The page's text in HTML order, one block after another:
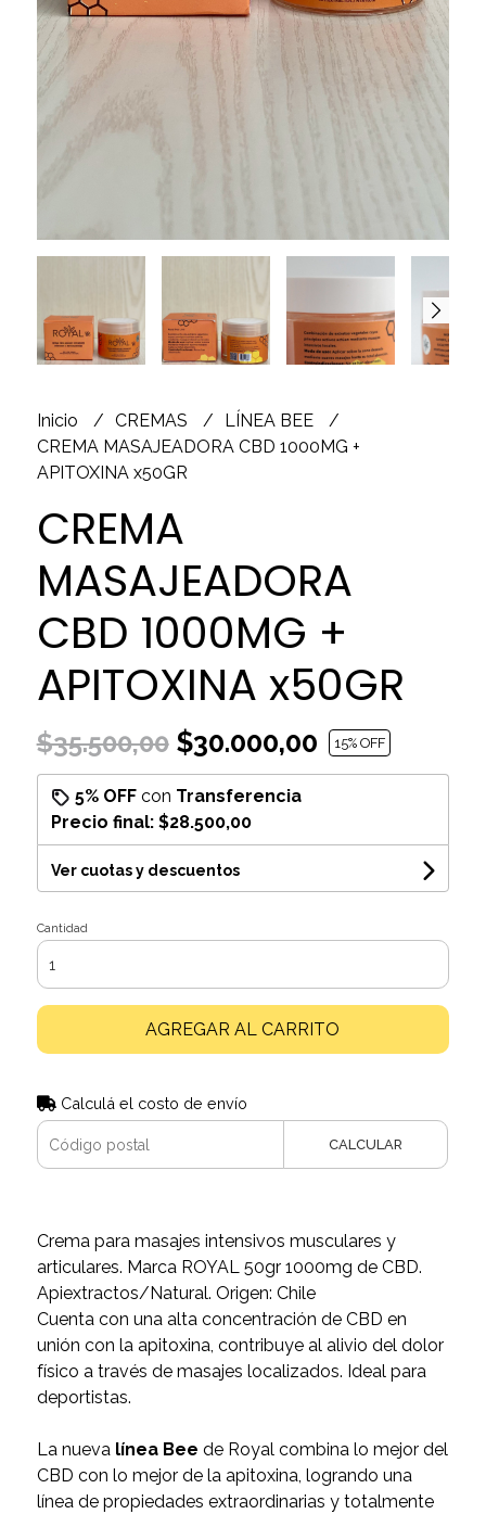
Inicio CREMAS
LÍNEA BEE
CREMA MASAJEADORA CBD 1000MG +
APITOXINA x50GR
CREMA
MASAJEADORA
CBD 1000MG +
APITOXINA x50GR
$35.500,00$30.000,00 15% OFF
5% OFFcon Transferencia
Precio final: $28.500,00
Ver cuotas y descuentos
Cantidad
AGREGAR AL CARRITO
Calculá el costo de envío
CALCULAR
Crema para masajes intensivos musculares y
articulares. Marca ROYAL 50gr 1000mg de CBD.
Apiextractos/Natural. Origen: Chile
Cuenta con una alta concentración de CBD en
unión con la apitoxina, contribuye al alivio del dolor
físico a través de masajes localizados. Ideal para
deportistas.
La nuevalínea Bee de Royal combina lo mejor del
CBD con lo mejor de la apitoxina, logrando una
línea de propiedades extraordinarias y totalmente